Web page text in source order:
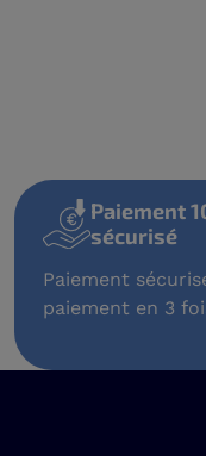
Paiement
sécurisé
Paiement
paiement en 3